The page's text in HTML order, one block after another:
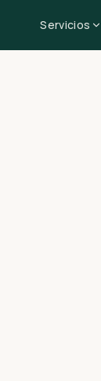
Servicios